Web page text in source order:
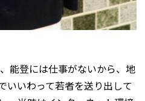
能登には仕事がないから、地
いいわって若者を送り出して